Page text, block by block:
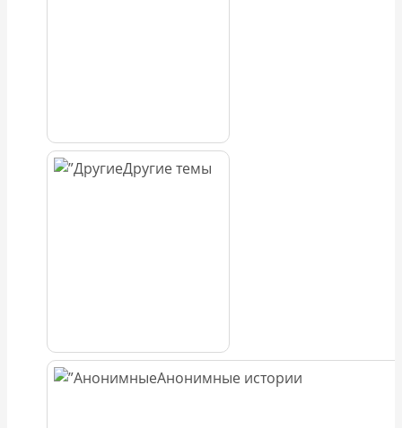
Другие темы
Анонимные истории